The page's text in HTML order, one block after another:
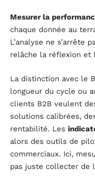
Mesurer la
chaque donnée au
L’analyse ne s’arrête
relâche la réflexion et
La distinction avec le
longueur du cycle ou
clients B2B veulent
solutions calibrées,
rentabilité. Les
alors des outils de
commerciaux. Ici,
pas juste collecter de